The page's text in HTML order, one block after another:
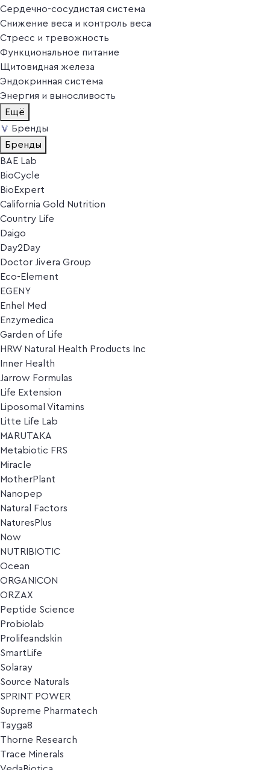
Сердечно-сосудистая система
Снижение веса и контроль веса
Стресс и тревожность
Функциональное питание
Щитовидная железа
Эндокринная система
Энергия и выносливость
Ещё
Бренды
Бренды
BAE Lab
BioCycle
BioExpert
California Gold Nutrition
Country Life
Daigo
Day2Day
Doctor Jivera Group
Eco-Element
EGENY
Enhel Med
Enzymedica
Garden of Life
HRW Natural Health Products Inc
Inner Health
Jarrow Formulas
Life Extension
Liposomal Vitamins
Litte Life Lab
MARUTAKA
Metabiotic FRS
Miracle
MotherPlant
Nanopep
Natural Factors
NaturesPlus
Now
NUTRIBIOTIC
Ocean
ORGANICON
ORZAX
Peptide Science
Probiolab
Prolifeandskin
SmartLife
Solaray
Source Naturals
SPRINT POWER
Supreme Pharmatech
Tayga8
Thorne Research
Trace Minerals